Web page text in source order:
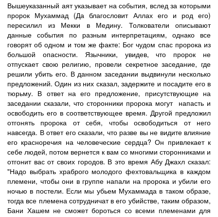
Вышеуказанный аят указывает на события, вслед за которыми
пророк Мухаммад (Да благословит Аллах его и род его)
пересилил из Мекки в Медину. Толкователи описывают
данные события по разным интерпретациям, однако все
говорят об одном и том же факте: Бог чудом спас пророка из
большой опасности. Язычники, увидев, что пророк не
отпускает свою религию, провели секретное заседание, где
решили убить его. В данном заседании выдвинули несколько
предложений. Один из них сказал, задержите и посадите его в
тюрьму. В ответ на его предложение, присутствующие на
заседании сказали, что сторонники пророка могут напасть и
освободить его в соответствующее время. Другой предложил
отгонять пророка от себя, чтобы освободиться от него
навсегда. В ответ его сказали, что разве вы не видите влияние
его красноречия на человеческие сердца? Он привлекает к
себе людей, потом вернется к вам со многими сторонниками и
отгонит вас от своих городов. В это время Абу Джахл сказал:
"Надо выбрать храброго молодого фехтовальщика в каждом
племени, чтобы они в группе напали на пророка и убили его
ночью в постели. Если мы убьем Мухаммада в таком образе,
тогда все племена сотрудничат в его убийстве, таким образом,
Бани Хашем не сможет бороться со всеми племенами для